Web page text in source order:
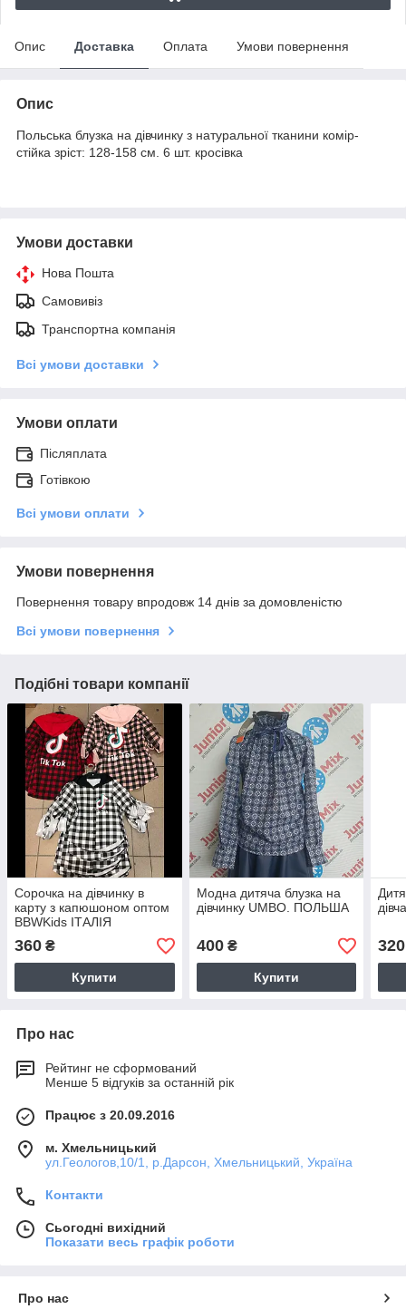
Опис Доставка Оплата Умови повернення
Опис
Польська блузка на дівчинку з натуральної тканини комір-
стійка зріст: 128-158 см. 6 шт. кросівка
Умови доставки
Нова Пошта
Самовивіз
Транспортна компанія
Всі умови доставки
Умови оплати
Післяплата
Готівкою
Всі умови оплати
Умови повернення
Повернення товару впродовж 14 днів за домовленістю
Всі умови повернення
Подібні товари компанії
Сорочка на дівчинку в
карту з капюшоном оптом
BBWKids ІТАЛІЯ
360 ₴
Купити
Модна дитяча блузка на
дівчинку UMBO. ПОЛЬША
400₴
Купити
320
Про нас
Рейтинг не сформований
Менше 5 відгуків за останній рік
Працює з 20.09.2016
м. Хмельницький
ул.Геологов,10/1, р.Дарсон, Хмельницький, Україна
Контакти
Сьогодні вихідний
Показати весь графік роботи
Про нас